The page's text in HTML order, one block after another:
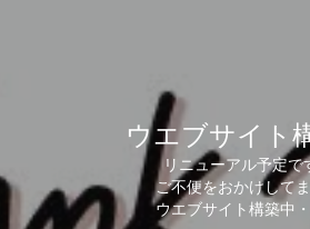
ウエブサイト
リニューアル予定で
ご不便をおかけして
ウエブサイト構築中